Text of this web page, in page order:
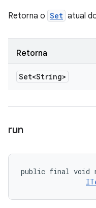
Retorna o Set atual
Retorna
Set<String>
run
public final void